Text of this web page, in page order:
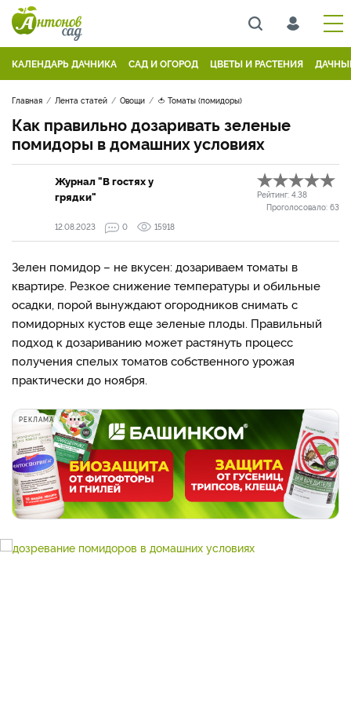
КАЛЕНДАРЬ ДАЧНИКА САД И ОГОРОД ЦВЕТЫ И РАСТЕНИЯ
Главная Лента статей Овощи 🍅 Томаты (помидоры)
Как правильно дозаривать зеленые
помидоры в домашних условиях
Журнал "В гостях у
грядки"
Рейтинг: 4.38
Проголосовало: 63
12.08.2023
0 15918
Зелен помидор – не вкусен: дозариваем томаты в
квартире. Резкое снижение температуры и обильные
осадки, порой вынуждают огородников снимать с
помидорных кустов еще зеленые плоды. Правильный
подход к дозариванию может растянуть процесс
получения спелых томатов собственного урожая
практически до ноября.
РЕКЛАМА